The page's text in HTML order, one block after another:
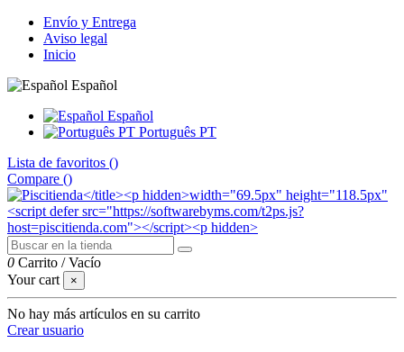
Envío y Entrega
Aviso legal
Inicio
Español
Español
Português PT
Lista de favoritos ()
Compare ()
0 Carrito /Vacío
Your cart
×
No hay más artículos en su carrito
Crear usuario